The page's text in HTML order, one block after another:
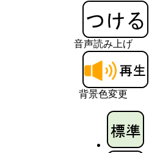
音声読み上げ
背景色変更